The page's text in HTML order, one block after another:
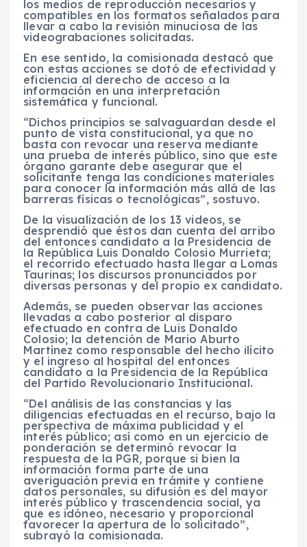
los medios de reproducción necesarios y
compatibles en los formatos señalados para
llevar a cabo la revisión minuciosa de las
videograbaciones solicitadas.
En ese sentido, la comisionada destacó que
con estas acciones se dotó de efectividad y
eficiencia al derecho de acceso a la
información en una interpretación
sistemática y funcional.
“Dichos principios se salvaguardan desde el
punto de vista constitucional, ya que no
basta con revocar una reserva mediante
una prueba de interés público, sino que este
órgano garante debe asegurar que el
solicitante tenga las condiciones materiales
para conocer la información más allá de las
barreras físicas o tecnológicas”, sostuvo.
De la visualización de los 13 videos, se
desprendió que éstos dan cuenta del arribo
del entonces candidato a la Presidencia de
la República Luis Donaldo Colosio Murrieta;
el recorrido efectuado hasta llegar a Lomas
Taurinas; los discursos pronunciados por
diversas personas y del propio ex candidato.
Además, se pueden observar las acciones
llevadas a cabo posterior al disparo
efectuado en contra de Luis Donaldo
Colosio; la detención de Mario Aburto
Martínez como responsable del hecho ilícito
y el ingreso al hospital del entonces
candidato a la Presidencia de la República
del Partido Revolucionario Institucional.
“Del análisis de las constancias y las
diligencias efectuadas en el recurso, bajo la
perspectiva de máxima publicidad y el
interés público; así como en un ejercicio de
ponderación se determinó revocar la
respuesta de la PGR, porque si bien la
información forma parte de una
averiguación previa en trámite y contiene
datos personales, su difusión es del mayor
interés público y trascendencia social, ya
que es idóneo, necesario y proporcional
favorecer la apertura de lo solicitado”,
subrayó la comisionada.